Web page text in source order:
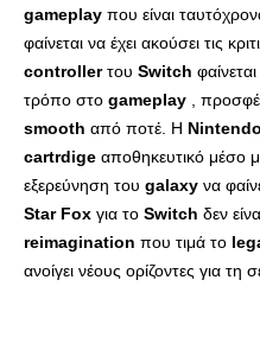
gameplay που είναι
φαίνεται να έχει ακούσει τις
controllerτου Switch
τρόπο στο gameplay ,
smooth από ποτέ. Η Nintendo
cartrdige αποθηκευτικό μέσο
εξερεύνηση του galaxy να
Star Fox για το Switch δεν
reimagination που τιμά το
ανοίγει νέους ορίζοντες για τη